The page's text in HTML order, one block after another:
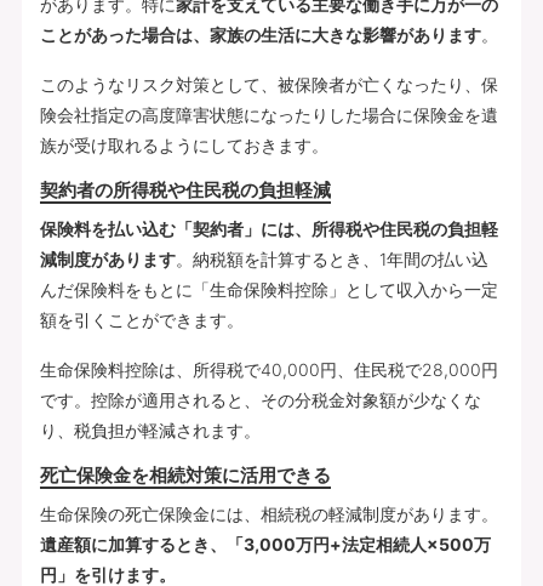
ことがあった場合は、家族の生活に大きな影響があります。
このようなリスク対策として、被保険者が亡くなったり、保
険会社指定の高度障害状態になったりした場合に保険金を遺
族が受け取れるようにしておきます。
契約者の所得税や住民税の負担軽減
保険料を払い込む「契約者」には、所得税や住民税の負担軽
減制度があります。納税額を計算するとき、1年間の払い込
んだ保険料をもとに「生命保険料控除」として収入から一定
額を引くことができます。
生命保険料控除は、所得税で40,000円、住民税で28,000円
です。控除が適用されると、その分税金対象額が少なくな
り、税負担が軽減されます。
死亡保険金を相続対策に活用できる
生命保険の死亡保険金には、相続税の軽減制度があります。
遺産額に加算するとき、「3,000万円+法定相続人×500万
円」を引けます。